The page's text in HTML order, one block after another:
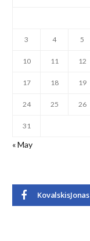
3 4 5
10 11 12
17 18 19
24 25 26
31
« May
KovalskisJonas